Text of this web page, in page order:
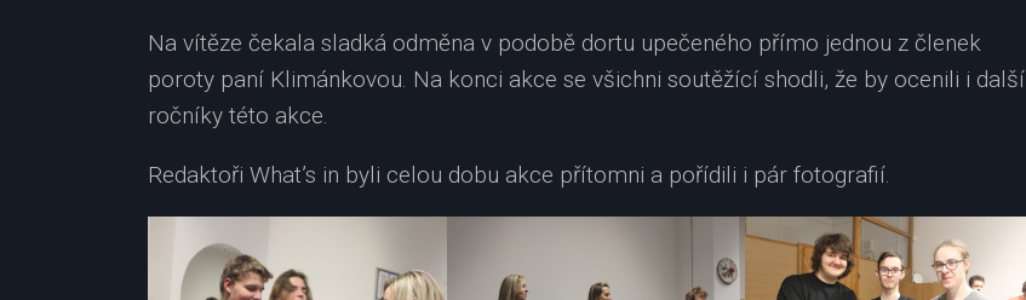
Na vítěze čekala sladká odměna v podobě dortu upečeného přímo jednou z členek
poroty paní Klimánkovou. Na konci akce se všichni soutěžící shodli, že by ocenili i další
ročníky této akce.
Redaktoři What’s in byli celou dobu akce přítomni a pořídili i pár fotografií.